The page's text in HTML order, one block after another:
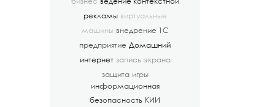
рекламы виртуальные
машины внедрение 1С
предприятие Домашний
интернет запись экрана
защита игры
информационная
безопасность КИИ